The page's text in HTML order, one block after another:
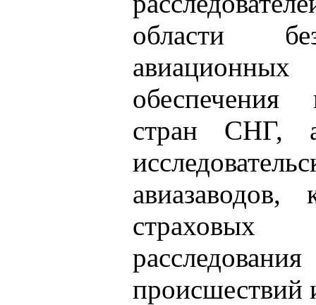
области
авиационных
обеспечения
стран СНГ,
авиазаводов,
страховых
происшествий